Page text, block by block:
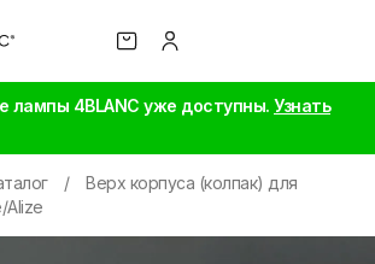
лампы 4BLANC уже доступны. Узнать
/
Верх корпуса (колпак) для
Alize